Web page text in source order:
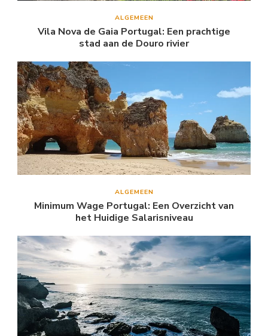
ALGEMEEN
Vila Nova de Gaia Portugal: Een prachtige
stad aan de Douro rivier
ALGEMEEN
Minimum Wage Portugal: Een Overzicht van
het Huidige Salarisniveau